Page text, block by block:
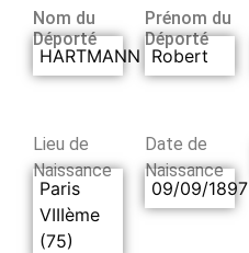
Nom du
Déporté
HARTMANN
Prénom du
Déporté
Robert
Lieu de
Naissance
Paris
VIIIème
(75)
Date de
Naissance
09/09/1897